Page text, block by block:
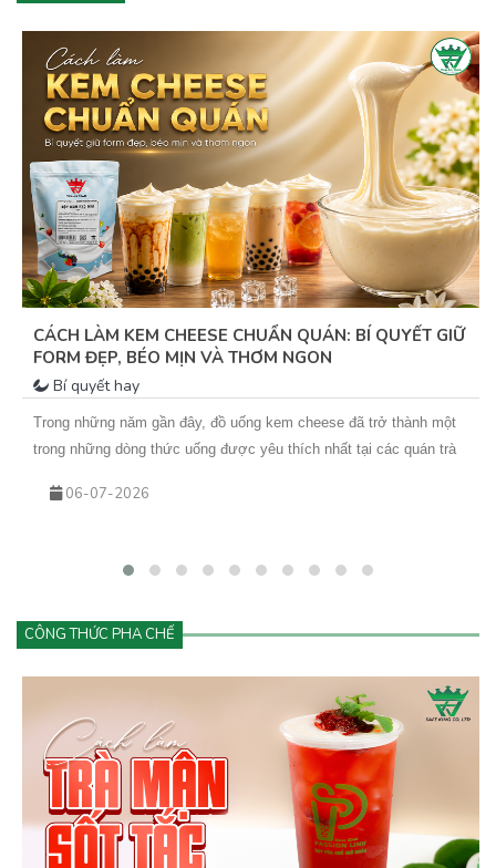
MATCHA – “NGÔI SAO XANH” MANG ĐẾN CƠ HỘI
VÀNG CHO QUÁN TRÀ SỮA
Bí quyết hay
Trong vài năm trở lại đây, matcha không chỉ là một nguyên liệu
quen thuộc mà đã trở thành “tâm điểm xu hướng” trong ngành đồ
như matcha kem cheese, matcha dừa, matcha đá xay… tất cả đều
để kinh doanh đồ uống matcha hiệu quả, lâu dài?
25-05-2026
CÔNG THỨC PHA CHẾ